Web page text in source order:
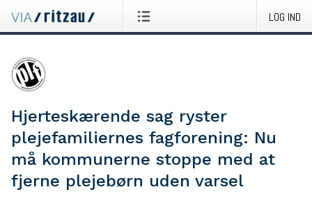
LOG IND
Hjerteskærende sag ryster
plejefamiliernes fagforening: Nu
må kommunerne stoppe med at
fjerne plejebørn uden varsel